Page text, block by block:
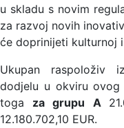
u skladu s novim
za razvoj novih
će doprinijeti kulturnoj
Ukupan raspoloživ
dodjelu u okviru ovog
toga za grupu A
12.180.702,10 EUR.